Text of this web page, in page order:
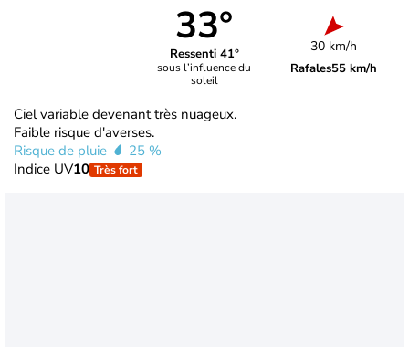
33°
Ressenti 41°
sous l’influence du
soleil
30 km/h
Rafales55 km/h
Ciel variable devenant très nuageux.
Faible risque d'averses.
Risque de pluie
25 %
Indice UV10 Très fort